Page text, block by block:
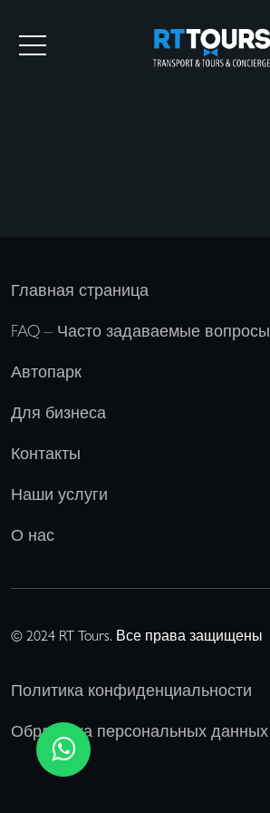
Главная страница
FAQ – Часто задаваемые вопросы
Автопарк
Для бизнеса
Контакты
Наши услуги
О нас
© 2024 RT Tours. Все права защищены
Политика конфиденциальности
Обработка персональных данных